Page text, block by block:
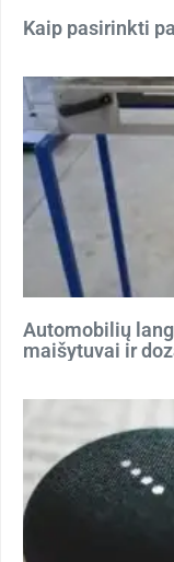
Kaip pasirinkti
Automobilių
maišytuvai ir